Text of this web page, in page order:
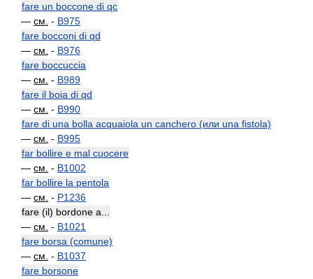
fare un boccone di qc
— см. - B975
fare bocconi di qd
— см. - B976
fare boccuccia
— см. - B989
fare il boia di qd
— см. - B990
fare di una bolla acquaiola un canchero (или una fistola)
— см. - B995
far bollire e mal cuocere
— см. - B1002
far bollire la pentola
— см. - P1236
fare (il) bordone a...
— см. - B1021
fare borsa (comune)
— см. - B1037
fare borsone